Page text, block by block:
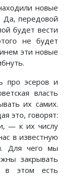
новые
Да, передовой
будет вести
не будет
эти новые
про эсеров и
власть
их самих.
это, говорят:
— к их числу
в известную
Для чего мы
закрывать
в этом есть